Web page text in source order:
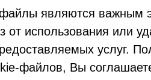
являются важным
от использования или
услуг.
файлов, Вы